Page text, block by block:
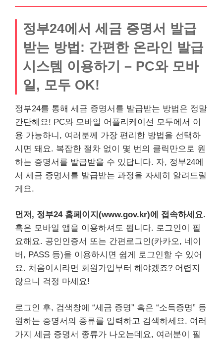
정부24에서 세금 증명서 발급
받는 방법: 간편한 온라인 발급
시스템 이용하기 – PC와 모바
일, 모두 OK!
정부24를 통해 세금 증명서를 발급받는 방법은 정말
간단해요! PC와 모바일 어플리케이션 모두에서 이
용 가능하니, 여러분께 가장 편리한 방법을 선택하
시면 돼요. 복잡한 절차 없이 몇 번의 클릭만으로 원
하는 증명서를 발급받을 수 있답니다. 자, 정부24에
서 세금 증명서를 발급받는 과정을 자세히 알려드릴
게요.
먼저, 정부24 홈페이지(www.gov.kr)에 접속하세요.
혹은 모바일 앱을 이용하셔도 됩니다. 로그인이 필
요해요. 공인인증서 또는 간편로그인(카카오, 네이
버, PASS 등)을 이용하시면 쉽게 로그인할 수 있어
요. 처음이시라면 회원가입부터 해야겠죠? 어렵지
않으니 걱정 마세요!
로그인 후, 검색창에 “세금 증명” 혹은 “소득증명” 등
원하는 증명서의 종류를 입력하고 검색하세요. 여러
가지 세금 증명서 종류가 나오는데요, 여러분이 필